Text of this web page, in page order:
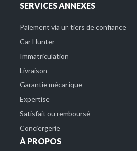
SERVICES ANNEXES
Paiement via un tiers de confiance
Car Hunter
Immatriculation
Livraison
Garantie mécanique
Expertise
Satisfait ou remboursé
Conciergerie
À PROPOS